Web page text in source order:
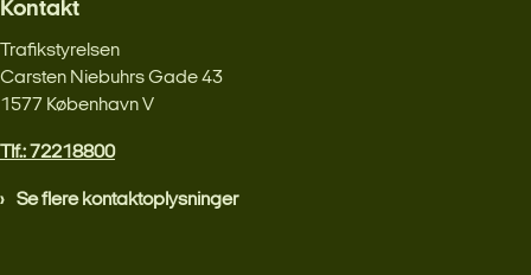
Kontakt
Trafikstyrelsen
Carsten Niebuhrs Gade 43
1577 København V
Tlf.: 72218800
Se flere kontaktoplysninger